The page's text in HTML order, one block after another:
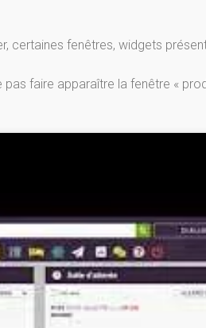
fenêtres, widgets
faire apparaître la fenêtre «